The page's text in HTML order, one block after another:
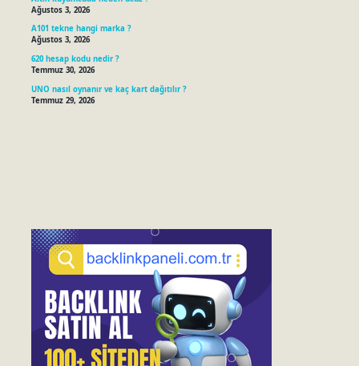
Ağustos 3, 2026
A101 tekne hangi marka ?
Ağustos 3, 2026
620 hesap kodu nedir ?
Temmuz 30, 2026
UNO nasıl oynanır ve kaç kart dağıtılır ?
Temmuz 29, 2026